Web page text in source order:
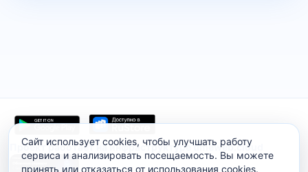
Проект работает на инфраструктуре timeweb.cloud
Сайт использует cookies, чтобы улучшать работу
сервиса и анализировать посещаемость. Вы можете
принять или отказаться от использования cookies.